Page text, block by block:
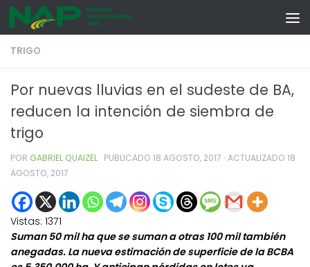
Skip to content
TRIGO
Por nuevas lluvias en el sudeste de BA,
reducen la intención de siembra de
trigo
POR GABRIEL QUAIZEL · PUBLICADO 18 AGOSTO, 2017 · ACTUALIZADO 18
AGOSTO, 2017
Vistas: 1371
Suman 50 mil ha que se suman a otras 100 mil también
anegadas. La nueva estimación de superficie de la BCBA